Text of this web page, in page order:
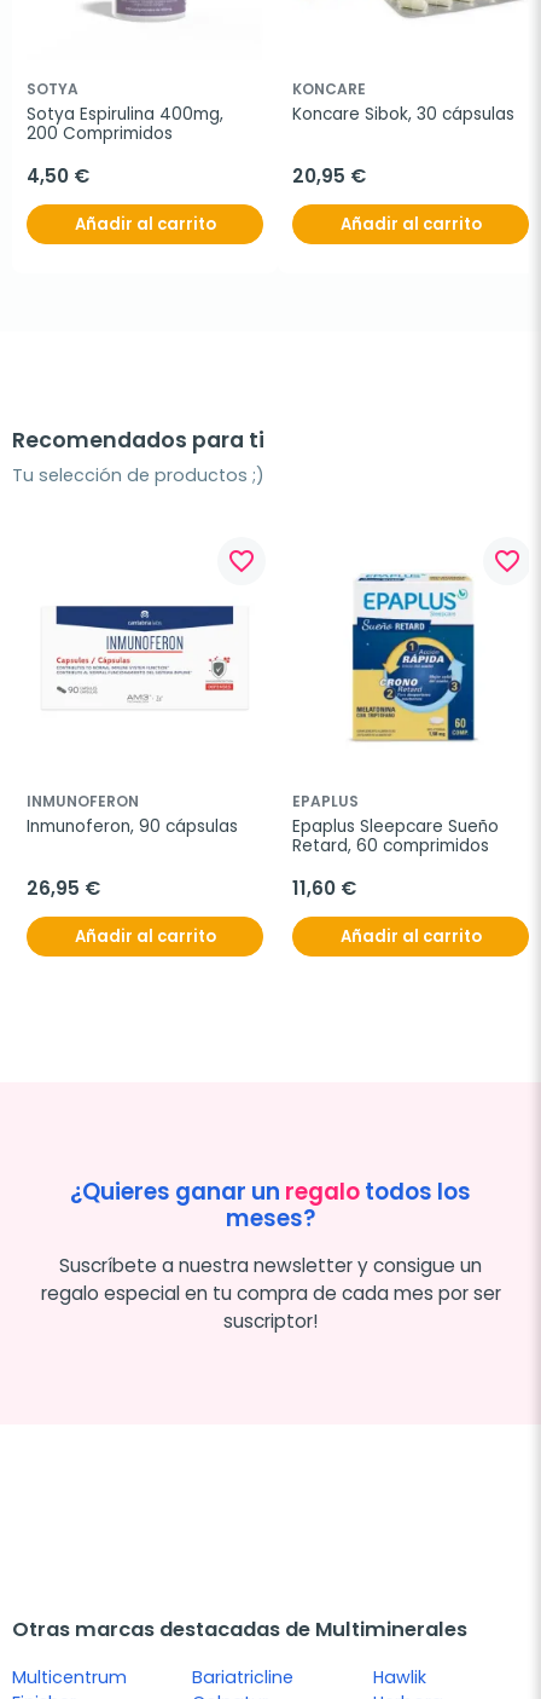
SOTYA
Sotya Espirulina 400mg,
200 Comprimidos
4,50 €
Añadir al carrito
KONCARE
Koncare Sibok, 30 cápsulas
20,95 €
Añadir al carrito
Recomendados para ti
Tu selección de productos ;)
favorite_border
INMUNOFERON
Inmunoferon, 90 cápsulas
26,95 €
Añadir al carrito
favorite_border
EPAPLUS
Epaplus Sleepcare Sueño
Retard, 60 comprimidos
11,60 €
Añadir al carrito
¿Quieres ganar un regalotodos los
meses?
Suscríbete a nuestra newsletter y consigue un
regalo especial en tu compra de cada mes por ser
suscriptor!
Otras marcas destacadas de Multiminerales
Multicentrum
Bariatricline
Hawlik